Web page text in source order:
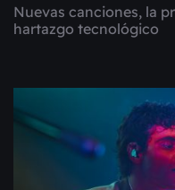
Nuevas canciones, la
hartazgo tecnológico